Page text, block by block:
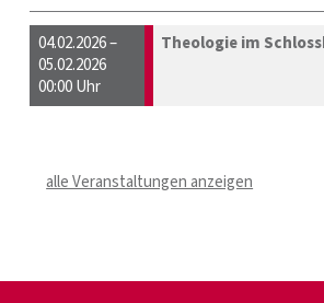
04.02.2026 –
05.02.2026
00:00 Uhr
Theologie im
alle Veranstaltungen anzeigen